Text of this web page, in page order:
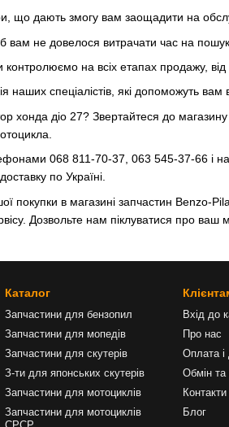
що дають змогу вам заощадити на
вам не довелося витрачати час на
контролюємо на всіх етапах продажу,
наших спеціалістів, які допоможуть вам
хонда діо 27? Звертайтеся до
068 811-70-37, 063 545-37-66 і
по Україні.
покупки в магазині запчастин Benzo-
Дозвольте нам піклуватися про
Каталог
Запчастини для бензопил
Запчастини для мопедів
Запчастини для скутерів
З-ти для японських скутерів
Запчастини для мотоциклів
Запчастини для мотоциклів
Вхід до
Про нас
Оплата і
Обмін та
Контакти
Блог